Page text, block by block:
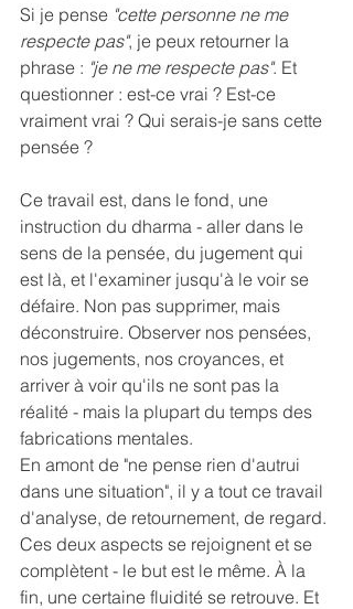
Si je pense "cette personne ne me
respecte pas", je peux retourner la
phrase : "je ne me respecte pas". Et
questionner : est-ce vrai ? Est-ce
vraiment vrai ? Qui serais-je sans cette
pensée ?
Ce travail est, dans le fond, une
instruction du dharma - aller dans le
sens de la pensée, du jugement qui
est là, et l'examiner jusqu'à le voir se
défaire. Non pas supprimer, mais
déconstruire. Observer nos pensées,
nos jugements, nos croyances, et
arriver à voir qu'ils ne sont pas la
réalité - mais la plupart du temps des
fabrications mentales.
En amont de "ne pense rien d'autrui
dans une situation", il y a tout ce travail
d'analyse, de retournement, de regard.
Ces deux aspects se rejoignent et se
complètent - le but est le même. À la
fin, une certaine fluidité se retrouve. Et